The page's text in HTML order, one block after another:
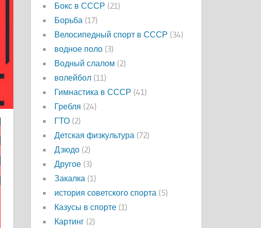
Бокс в СССР (21)
Борьба (17)
Велосипедный спорт в СССР (34)
водное поло (3)
Водный слалом (2)
волейбол (11)
Гимнастика в СССР (41)
Гребля (24)
ГТО (2)
Детская физкультура (72)
Дзюдо (2)
Другое (3)
Закалка (1)
история советского спорта (5)
Казусы в спорте (1)
Картинг (2)